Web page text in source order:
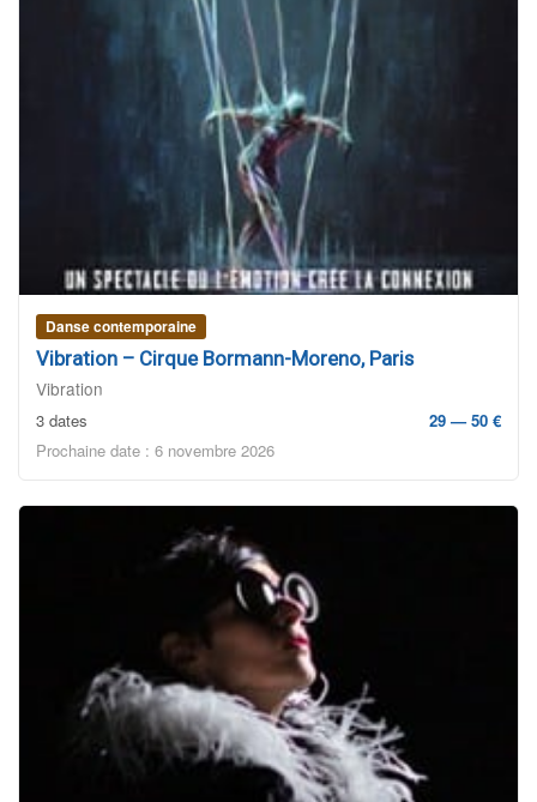
Danse contemporaine
Vibration – Cirque Bormann-Moreno, Paris
Vibration
3 dates
29 — 50 €
Prochaine date : 6 novembre 2026